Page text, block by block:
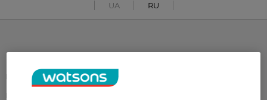
UA RU
Корейская косметика